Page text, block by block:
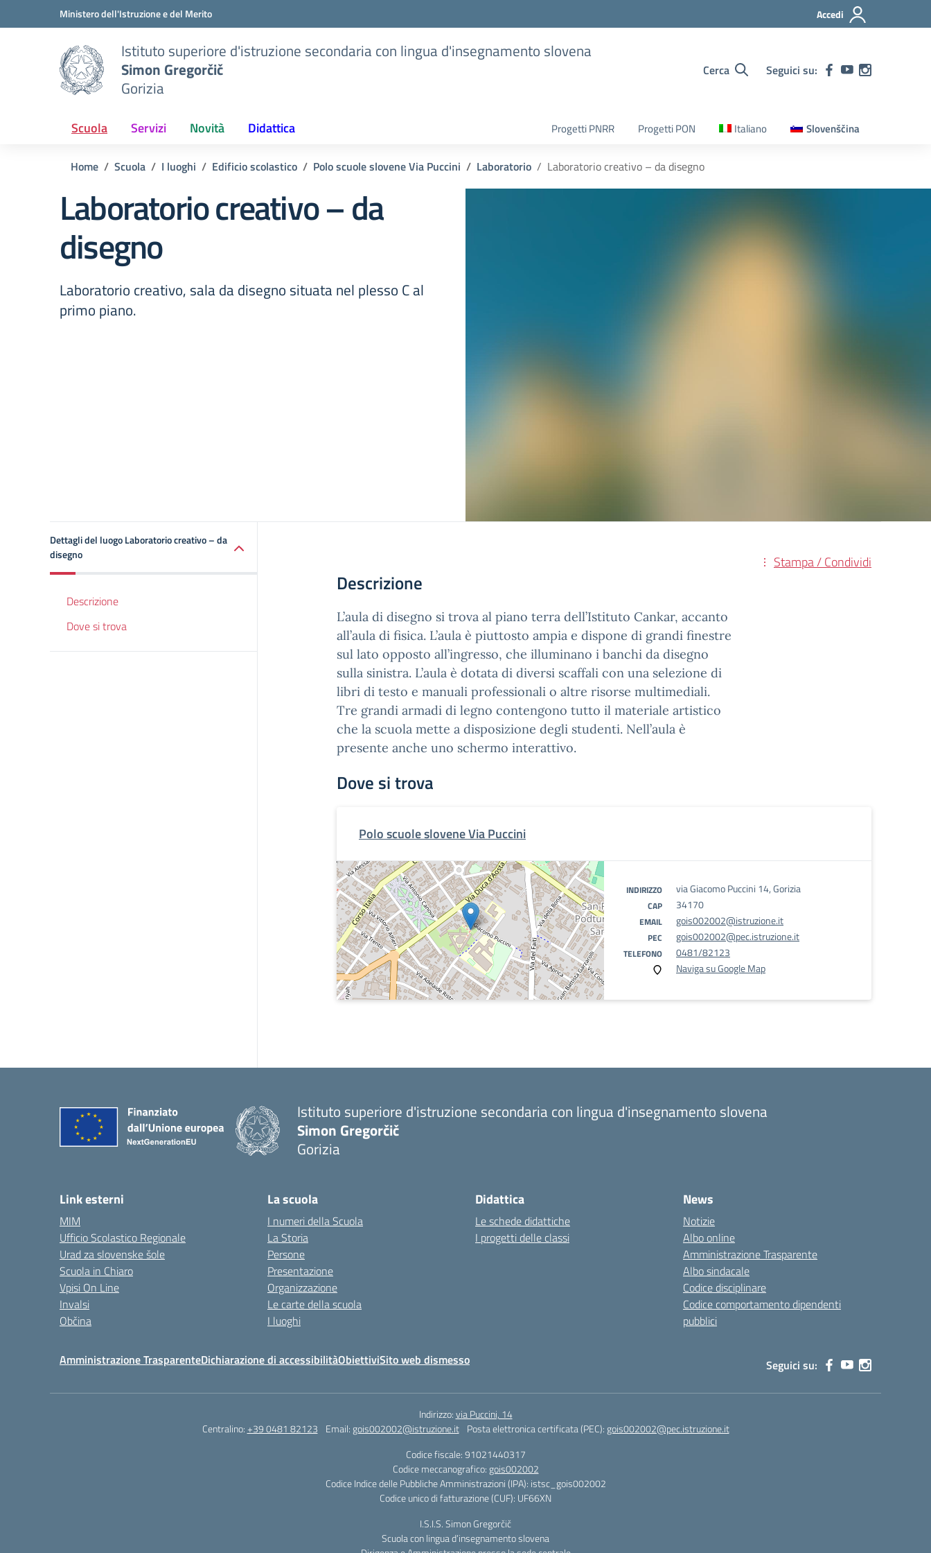
Vai ai contenuti
Vai al menu di navigazioneMinistero dell'Istruzione e del Merito Accedi
Istituto superiore d'istruzione secondaria con lingua d'insegnamento slovena
Simon Gregorčič
Gorizia
Cerca Seguici su:
Scuola Servizi Novità Didattica Progetti PNRR Progetti PON Italiano Slovenščina
Home Scuola I luoghi Edificio scolastico Polo scuole slovene Via Puccini Laboratorio Laboratorio creativo – da disegno
Laboratorio creativo – da
disegno
Laboratorio creativo, sala da disegno situata nel plesso C al
primo piano.
Dettagli del luogo Laboratorio creativo – da
disegno
Descrizione
Dove si trova
Stampa / Condividi
Descrizione
L’aula di disegno si trova al piano terra dell’Istituto Cankar, accanto
all’aula di fisica. L’aula è piuttosto ampia e dispone di grandi finestre
sul lato opposto all’ingresso, che illuminano i banchi da disegno
sulla sinistra. L’aula è dotata di diversi scaffali con una selezione di
libri di testo e manuali professionali o altre risorse multimediali.
Tre grandi armadi di legno contengono tutto il materiale artistico
che la scuola mette a disposizione degli studenti. Nell’aula è
presente anche uno schermo interattivo.
Dove si trova
Polo scuole slovene Via Puccini
INDIRIZZO via Giacomo Puccini 14, Gorizia
CAP 34170
EMAIL gois002002@istruzione.it
PEC gois002002@pec.istruzione.it
TELEFONO
0481/82123
Naviga su Google Map
Istituto superiore d'istruzione secondaria con lingua d'insegnamento slovena
Simon Gregorčič
Gorizia
Link esterni
MIM
Ufficio Scolastico Regionale
Urad za slovenske šole
Scuola in Chiaro
Vpisi On Line
Invalsi
Občina
La scuola
I numeri della Scuola
La Storia
Persone
Presentazione
Organizzazione
Le carte della scuola
I luoghi
Didattica
Le schede didattiche
I progetti delle classi
News
Notizie
Albo online
Amministrazione Trasparente
Albo sindacale
Codice disciplinare
Codice comportamento dipendenti
pubblici
Amministrazione TrasparenteDichiarazione di accessibilitàObiettiviSito web dismesso Seguici su:
Indirizzo:via Puccini, 14
Centralino:+39 0481 82123 Email: gois002002@istruzione.it Posta elettronica certificata (PEC): gois002002@pec.istruzione.it
Codice fiscale: 91021440317
Codice meccanografico: gois002002
Codice Indice delle Pubbliche Amministrazioni (IPA): istsc_gois002002
Codice unico di fatturazione (CUF): UF66XN
I.S.I.S. Simon Gregorčič
Scuola con lingua d’insegnamento slovena